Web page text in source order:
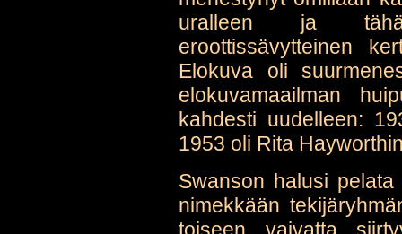
uralleen ja
eroottissävytteinen
Elokuva oli
elokuvamaailman
kahdesti uudelleen:
1953 oli Rita
Swanson halusi
nimekkään
toiseen vaivatta